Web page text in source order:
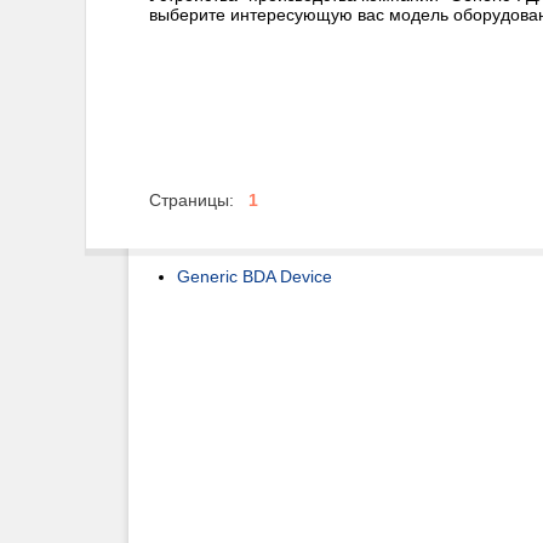
выберите интересующую вас модель
Страницы: 1
Generic BDA Device